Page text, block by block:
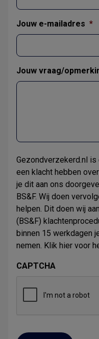
Jouw e-mailadres *
Jouw vraag/
Gezondverzekerd.nl is
een klacht hebben
je dit aan ons
BS&F. Wij doen
helpen. Dit doen wij
(BS&F)
binnen 15 werkdagen
nemen. Klik hier voor
CAPTCHA